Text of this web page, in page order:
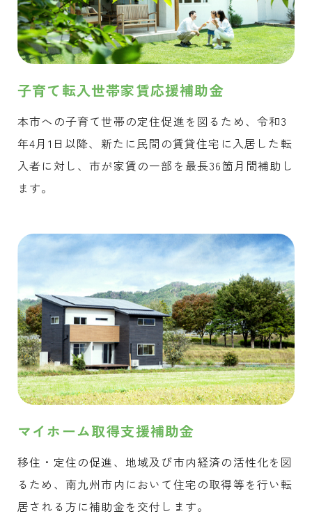
子育て転入世帯家賃応援補助金
本市への子育て世帯の定住促進を図るため、令和3
年4月1日以降、新たに民間の賃貸住宅に入居した転
入者に対し、市が家賃の一部を最長36箇月間補助し
ます。
マイホーム取得支援補助金
移住・定住の促進、地域及び市内経済の活性化を図
るため、南九州市内において住宅の取得等を行い転
居される方に補助金を交付します。